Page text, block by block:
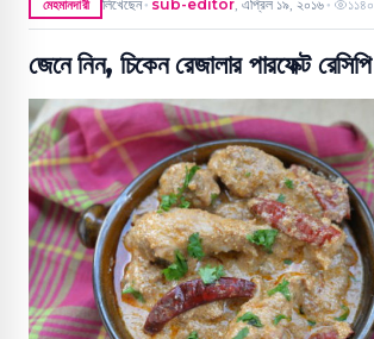
মেহমানদারী লিখেছেন ● sub-editor,এপ্রিল ১৯, ২০১৬ ● ১১৪০
জেনে নিন, ‎চিকেন রেজালা‬র পারফেক্ট রেসিপি